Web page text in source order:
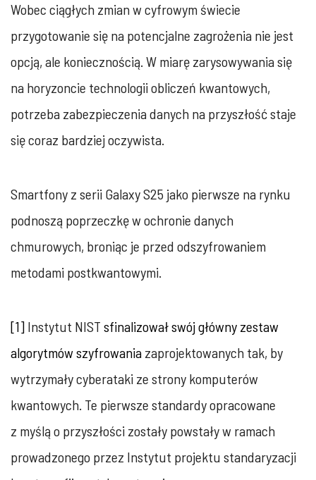
Wobec ciągłych zmian w cyfrowym świecie
przygotowanie się na potencjalne zagrożenia nie jest
opcją, ale koniecznością. W miarę zarysowywania się
na horyzoncie technologii obliczeń kwantowych,
potrzeba zabezpieczenia danych na przyszłość staje
się coraz bardziej oczywista.
Smartfony z serii Galaxy S25 jako pierwsze na rynku
podnoszą poprzeczkę w ochronie danych
chmurowych, broniąc je przed odszyfrowaniem
metodami postkwantowymi.
[1] Instytut NIST sfinalizował swój główny zestaw
algorytmów szyfrowania zaprojektowanych tak, by
wytrzymały cyberataki ze strony komputerów
kwantowych. Te pierwsze standardy opracowane
z myślą o przyszłości zostały powstały w ramach
prowadzonego przez Instytut projektu standaryzacji